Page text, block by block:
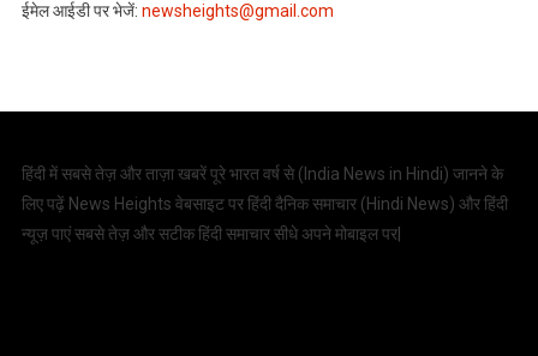
ईमेल आईडी पर भेजें: newsheights@gmail.com
हिंदी में सबसे तेज़ और ताज़ा खबरें पूरे भारत वर्ष से ( India News in Hindi) जानने के
लिए पढ़ें News Heights वेबसाइट पर हिंदी दैनिक समाचार (Hindi News) और हिंदी
न्यूज़ पाएं सबसे तेज़ और सटीक हिंदी समाचार सीधे अपने मोबाइल पर|